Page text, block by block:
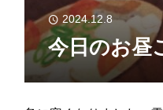
2024.12.8
今日のお昼